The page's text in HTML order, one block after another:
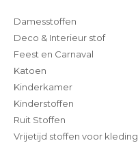
Damesstoffen
Deco & Interieur stof
Feest en Carnaval
Katoen
Kinderkamer
Kinderstoffen
Ruit Stoffen
Vrijetijd stoffen voor kleding